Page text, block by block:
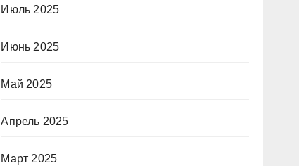
Июль 2025
Июнь 2025
Май 2025
Апрель 2025
Март 2025